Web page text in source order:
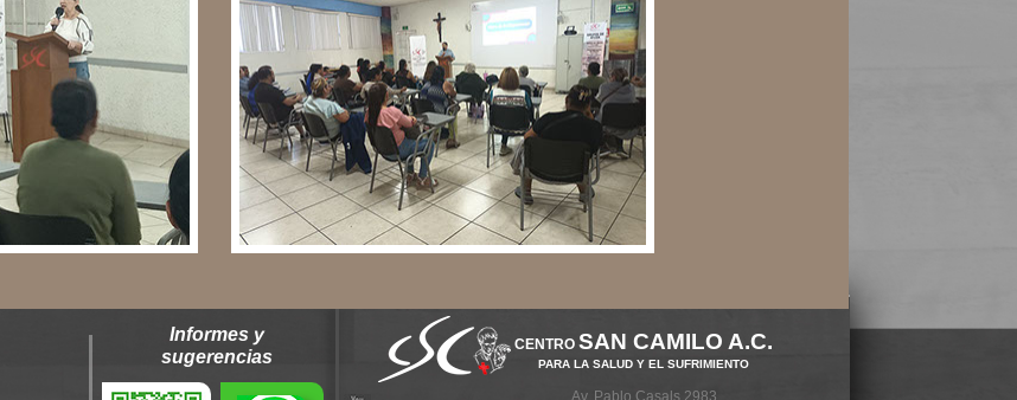
Informes y
sugerencias
CENTRO SAN CAMILO A.C.
PARA LA SALUD Y EL SUFRIMIENTO
Av. Pablo Casals 2983